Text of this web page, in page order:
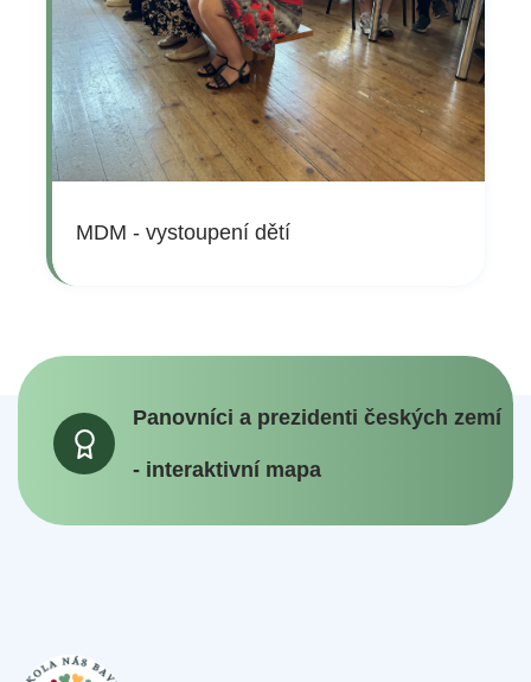
MDM - vystoupení dětí
Panovníci a prezidenti českých zemí
- interaktivní mapa